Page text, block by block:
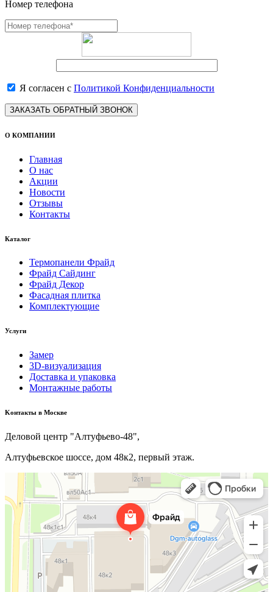
Номер телефона
Я согласен с Политикой Конфиденциальности
ЗАКАЗАТЬ ОБРАТНЫЙ ЗВОНОК
О КОМПАНИИ
Главная
О нас
Акции
Новости
Отзывы
Контакты
Каталог
Термопанели Фрайд
Фрайд Сайдинг
Фрайд Декор
Фасадная плитка
Комплектующие
Услуги
Замер
3D-визуализация
Доставка и упаковка
Монтажные работы
Kонтакты в Москве
Деловой центр "Алтуфьево-48",
Алтуфьевское шоссе, дом 48к2, первый этаж.